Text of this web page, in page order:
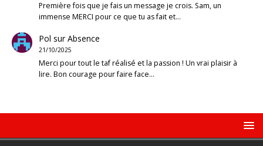
Première fois que je fais un message je crois. Sam, un
immense MERCI pour ce que tu as fait et…
Pol surAbsence
21/10/2025
Merci pour tout le taf réalisé et la passion ! Un vrai plaisir à
lire. Bon courage pour faire face…